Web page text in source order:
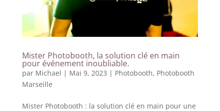
Mister Photobooth, la solution clé en main
pour événement inoubliable.
par Michael | Mai 9, 2023 | Photobooth, Photobooth
Marseille
Mister Photobooth : la solution clé en main pour une